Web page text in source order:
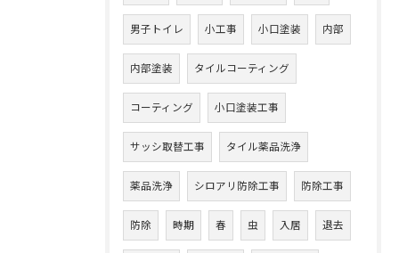
男子トイレ 小工事 小口塗装 内部
内部塗装 タイルコーティング
コーティング 小口塗装工事
サッシ取替工事 タイル薬品洗浄
薬品洗浄 シロアリ防除工事 防除工事
防除 時期 春 虫 入居 退去